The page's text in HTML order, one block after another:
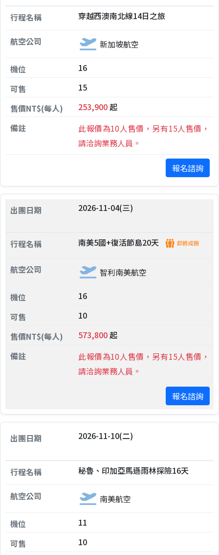
穿越西澳南北線14日之旅
新加坡航空
16
15
253,900起
此報價為10人售價，另有15人售價，
請洽詢業務人員。
報名諮詢
2026-11-04(三)
南美5國+復活節島20天
智利南美航空
16
10
573,800起
此報價為10人售價，另有15人售價，
請洽詢業務人員。
報名諮詢
2026-11-10(二)
秘魯、印加亞馬遜雨林探險16天
南美航空
11
10